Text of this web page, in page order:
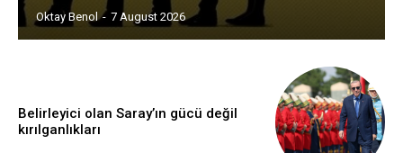
Oktay Benol - 7 August 2026
Belirleyici olan Saray’ın gücü değil
kırılganlıkları